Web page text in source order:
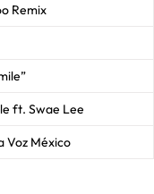
Remix
ft. Swae Lee
Voz México